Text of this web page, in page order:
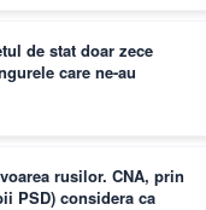
de stat doar zece
care ne-au
rusilor. CNA, prin
PSD) considera ca